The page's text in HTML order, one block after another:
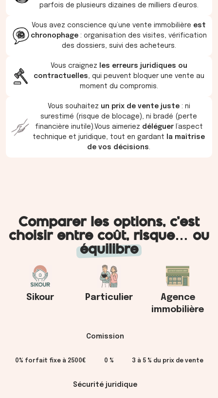
parfois de plusieurs dizaines de milliers d’euros.
Vous avez conscience qu’une vente immobilière est
chronophage : organisation des visites, vérification
des dossiers, suivi des acheteurs.
Vous craignez
les erreurs juridiques ou
contractuelles, qui peuvent bloquer une vente au
moment du compromis.
Vous souhaitez un prix de vente juste : ni
surestimé (risque de blocage), ni bradé (perte
financière inutile).Vous aimeriez déléguer l’aspect
technique et juridique, tout en gardant
la maîtrise
de vos décisions.
Comparer les options, c’est
choisir entre coût, risque… ou
équilibre
Sikour Particulier
Agence
immobilière
Comission
0% forfait fixe à 2500€ 0 % 3 à 5 % du prix de vente
Sécurité juridique